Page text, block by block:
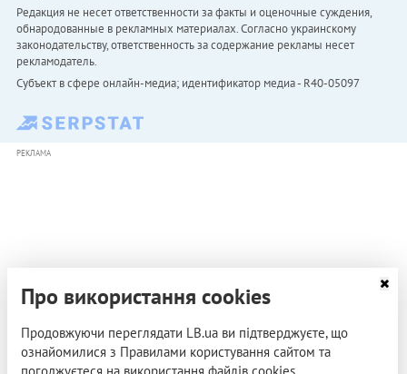
Редакция не несет ответственности за факты и оценочные суждения,
обнародованные в рекламных материалах. Согласно украинскому
законодательству, ответственность за содержание рекламы несет
рекламодатель.
Субъект в сфере онлайн-медиа; идентификатор медиа - R40-05097
РЕКЛАМА
Про використання cookies
Продовжуючи переглядати LB.ua ви підтверджуєте, що
ознайомилися з Правилами користування сайтом та